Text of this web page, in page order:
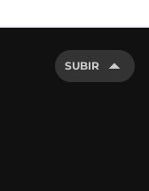
SUBIR